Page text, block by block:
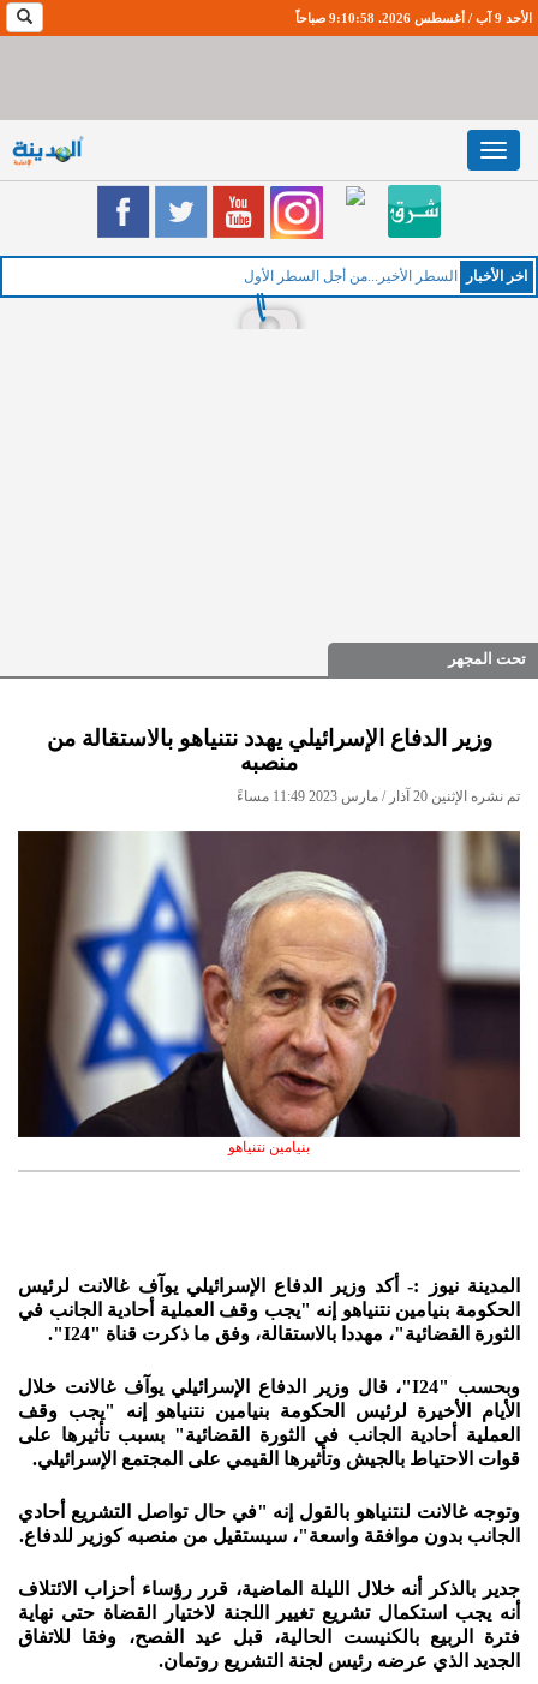
الأحد 9 آب / أغسطس 2026. 9:10:59 صباحاً
Toggle
navigation
اخر اﻷخبار ال
تحت المجهر
وزير الدفاع الإسرائيلي يهدد نتنياهو بالاستقالة من
منصبه
تم نشره الإثنين 20 آذار / مارس 2023 11:49 مساءً
بنيامين نتنياهو
المدينة نيوز :- أكد وزير الدفاع الإسرائيلي يوآف غالانت لرئيس
الحكومة بنيامين نتنياهو إنه "يجب وقف العملية أحادية الجانب في
الثورة القضائية"، مهددا بالاستقالة، وفق ما ذكرت قناة "I24".
وبحسب "I24"، قال وزير الدفاع الإسرائيلي يوآف غالانت خلال
الأيام الأخيرة لرئيس الحكومة بنيامين نتنياهو إنه "يجب وقف
العملية أحادية الجانب في الثورة القضائية" بسبب تأثيرها على
قوات الاحتياط بالجيش وتأثيرها القيمي على المجتمع الإسرائيلي.
وتوجه غالانت لنتنياهو بالقول إنه "في حال تواصل التشريع أحادي
الجانب بدون موافقة واسعة"، سيستقيل من منصبه كوزير للدفاع.
جدير بالذكر أنه خلال الليلة الماضية، قرر رؤساء أحزاب الائتلاف
أنه يجب استكمال تشريع تغيير اللجنة لاختيار القضاة حتى نهاية
فترة الربيع بالكنيست الحالية، قبل عيد الفصح، وفقا للاتفاق
الجديد الذي عرضه رئيس لجنة التشريع روتمان.